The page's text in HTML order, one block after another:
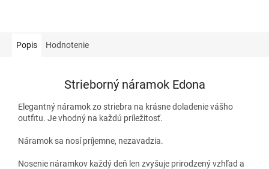
Popis Hodnotenie
Strieborný náramok Edona
Elegantný náramok zo striebra na krásne doladenie vášho
outfitu. Je vhodný na každú príležitosť.
Náramok sa nosí príjemne, nezavadzia.
Nosenie náramkov každý deň len zvyšuje prirodzený vzhľad a